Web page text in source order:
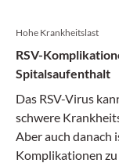
Hohe Krankheitslast
RSV-
Spitalsaufenthalt
Das RSV-Virus
schwere
Aber auch danach
Komplikationen zu